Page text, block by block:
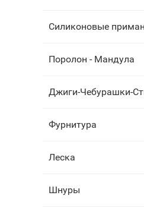
Силиконовые
Поролон - Мандула
Джиги-Чебурашки-
Фурнитура
Леска
Шнуры